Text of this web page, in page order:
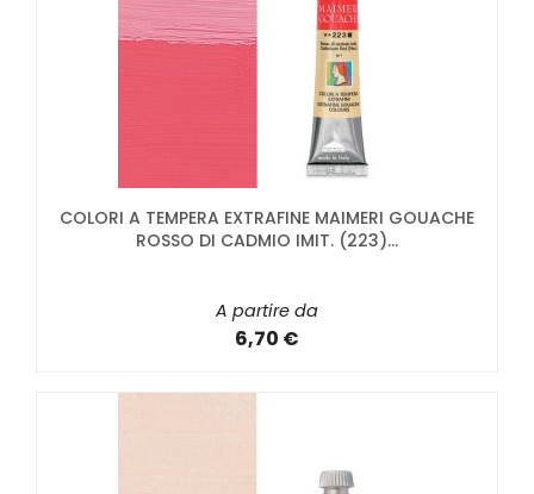
COLORI A TEMPERA EXTRAFINE MAIMERI GOUACHE
ROSSO DI CADMIO IMIT. (223)...
A partire da
6,70 €